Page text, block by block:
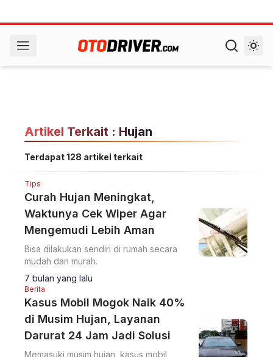
Artikel Terkait : Hujan
Terdapat 128 artikel terkait
Tips
Curah Hujan Meningkat,
Waktunya Cek Wiper Agar
Mengemudi Lebih Aman
Bisa dilakukan sendiri di rumah secara
mudah dan murah.
7 bulan yang lalu
Berita
Kasus Mobil Mogok Naik 40%
di Musim Hujan, Layanan
Darurat 24 Jam Jadi Solusi
Memasuki musim hujan, kasus mobil